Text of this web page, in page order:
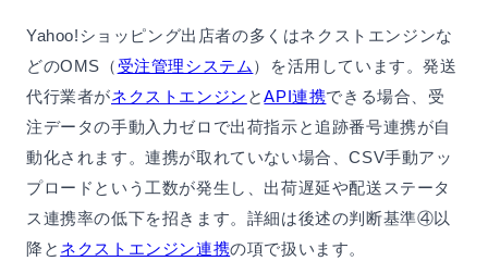
Yahoo!ショッピング出店者の多くはネクストエンジンな
どのOMS（ 受注管理システム）を活用しています。発送
代行業者がネクストエンジン とAPI連携できる場合、受
注データの手動入力ゼロで出荷指示と追跡番号連携が自
動化されます。連携が取れていない場合、CSV手動アッ
プロードという工数が発生し、出荷遅延や配送ステータ
ス連携率の低下を招きます。詳細は後述の判断基準④以
降と ネクストエンジン連携の項で扱います。